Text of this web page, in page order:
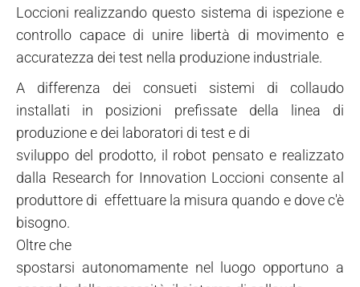
Loccioni realizzando questo sistema di ispezione e
controllo capace di unire libertà di movimento e
accuratezza dei test nella produzione industriale.
A differenza dei consueti sistemi di collaudo
installati in posizioni prefissate della linea di
produzione e dei laboratori di test e di
sviluppo del prodotto, il robot pensato e realizzato
dalla Research for Innovation Loccioni consente al
produttore di effettuare la misura quando e dove c'è
bisogno.
Oltre che
spostarsi autonomamente nel luogo opportuno a